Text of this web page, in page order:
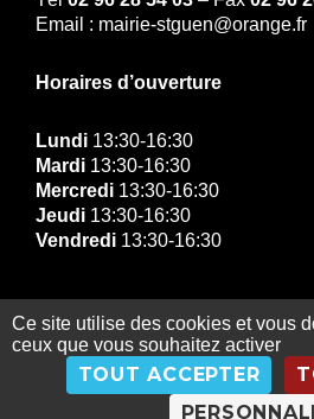
Email : mairie-stguen@orange.fr
Horaires d’ouverture
Lundi 13:30-16:30
Mardi 13:30-16:30
Mercredi 13:30-16:30
Jeudi 13:30-16:30
Vendredi 13:30-16:30
© Copyright Mairie de
Gestion des données
Mentions légales|Plan
Ce site utilise des cookies et vous
ceux que vous souhaitez activer
TOUT ACCEPTER